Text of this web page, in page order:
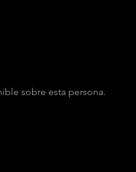
sobre esta persona.